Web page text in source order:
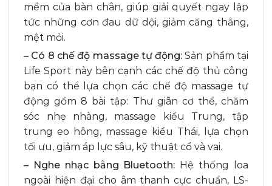
mềm của bàn chân, giúp giải quyết ngay lập
tức những cơn đau dữ dội, giảm căng thẳng,
mệt mỏi.
– Có 8 chế độ massage tự động: Sản phẩm tại
Life Sport này bên cạnh các chế độ thủ công
bạn có thể lựa chọn các chế độ massage tự
động gồm 8 bài tập: Thư giãn cơ thể, chăm
sóc nhẹ nhàng, massage kiểu Trung, tập
trung eo hông, massage kiểu Thái, lựa chọn
tối ưu, giảm áp lực sâu, kỹ thuật cổ và vai.
– Nghe nhạc bằng Bluetooth: Hệ thống loa
ngoài hiện đại cho âm thanh cực chuẩn, LS-